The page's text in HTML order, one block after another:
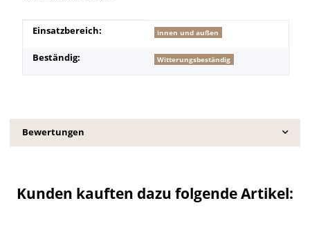
Produkteigenschaft
Wert
Einsatzbereich: innen und außen
Beständig: Witterungsbeständig
Bewertungen
Kunden kauften dazu folgende Artikel: